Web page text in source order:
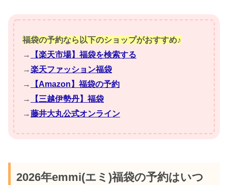
福袋の予約なら以下のショップがおすすめ♪
→
【楽天市場】福袋を検索する
→楽天ファッション福袋
→
【Amazon】福袋の予約
→
【三越伊勢丹】福袋
→藤井大丸公式オンライン
2026年emmi(エミ)福袋の予約はいつ